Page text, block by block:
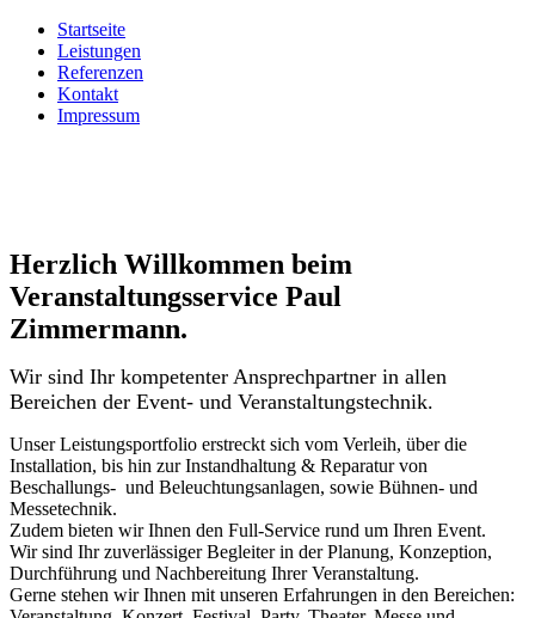
Startseite
Leistungen
Referenzen
Kontakt
Impressum
Herzlich Willkommen beim
Veranstaltungsservice Paul
Zimmermann.
Wir sind Ihr kompetenter Ansprechpartner in allen
Bereichen der Event- und Veranstaltungstechnik.
Unser Leistungsportfolio erstreckt sich vom Verleih, über die
Installation, bis hin zur Instandhaltung & Reparatur von
Beschallungs- und Beleuchtungsanlagen, sowie Bühnen- und
Messetechnik.
Zudem bieten wir Ihnen den Full-Service rund um Ihren Event.
Wir sind Ihr zuverlässiger Begleiter in der Planung, Konzeption,
Durchführung und Nachbereitung Ihrer Veranstaltung.
Gerne stehen wir Ihnen mit unseren Erfahrungen in den Bereichen: